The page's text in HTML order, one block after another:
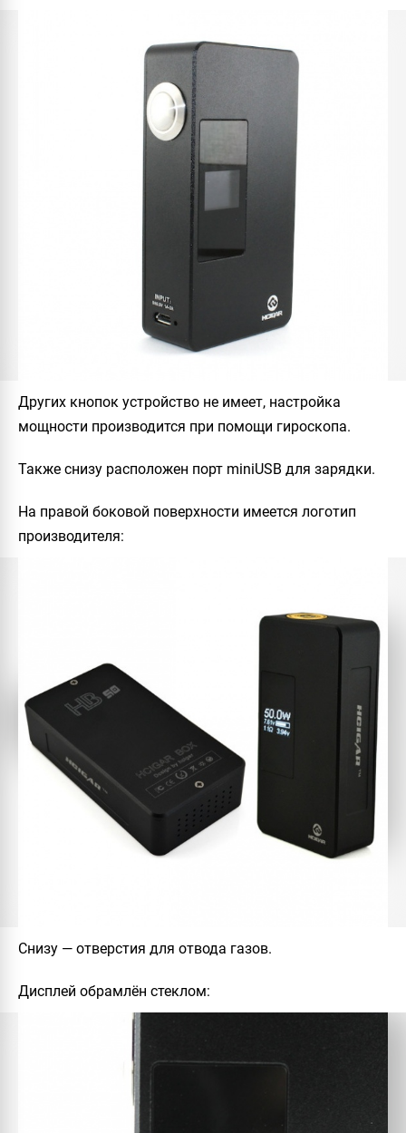
Других кнопок устройство не имеет, настройка
мощности производится при помощи гироскопа.
Также снизу расположен порт miniUSB для зарядки.
На правой боковой поверхности имеется логотип
производителя:
Снизу — отверстия для отвода газов.
Дисплей обрамлён стеклом: